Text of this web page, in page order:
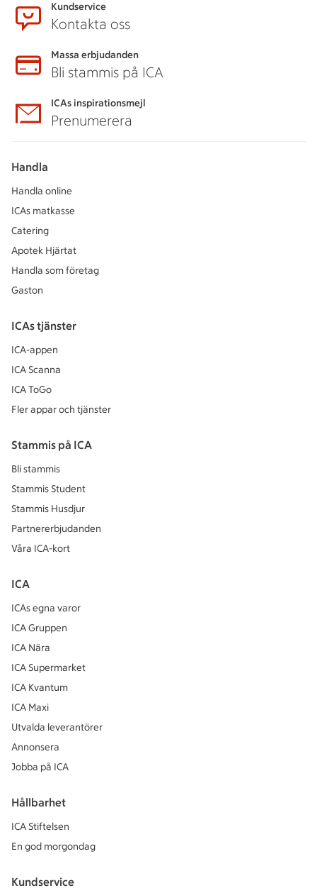
Kundservice
Kontakta oss
Massa erbjudanden
Bli stammis på ICA
ICAs inspirationsmejl
Prenumerera
Handla
Handla online
ICAs matkasse
Catering
Apotek Hjärtat
Handla som företag
Gaston
ICAs tjänster
ICA-appen
ICA Scanna
ICA ToGo
Fler appar och tjänster
Stammis på ICA
Bli stammis
Stammis Student
Stammis Husdjur
Partnererbjudanden
Våra ICA-kort
ICA
ICAs egna varor
ICA Gruppen
ICA Nära
ICA Supermarket
ICA Kvantum
ICA Maxi
Utvalda leverantörer
Annonsera
Jobba på ICA
Hållbarhet
ICA Stiftelsen
En god morgondag
Kundservice